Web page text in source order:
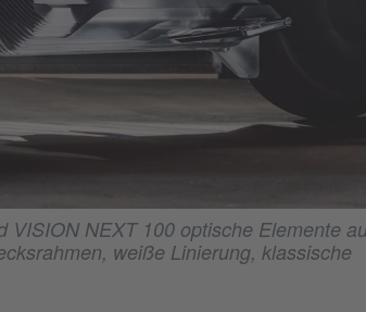
NEXT 100 optische Elemente
weiße Linierung, klassische